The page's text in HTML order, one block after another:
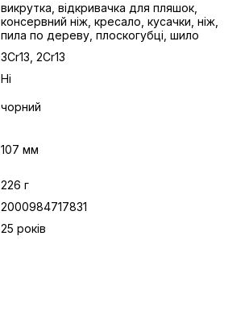
викрутка, відкривачка для пляшок,
консервний ніж, кресало, кусачки, ніж,
пила по дереву, плоскогубці, шило
3Cr13, 2Cr13
Ні
чорний
107 мм
226 г
2000984717831
25 років